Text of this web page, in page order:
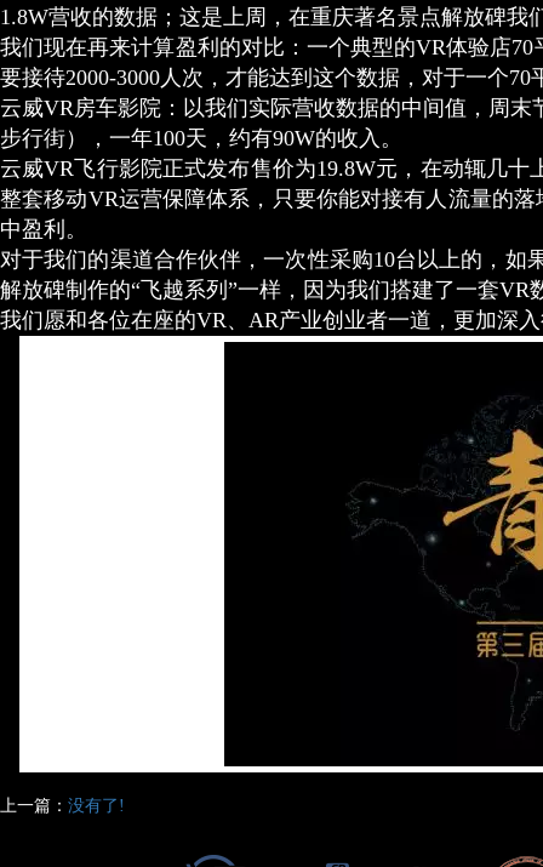
1.8W营收的数据；这是上周，在重庆著名景点解放碑我
我们现在再来计算盈利的对比：一个典型的VR体验店
要接待2000-3000人次，才能达到这个数据，对于一个
云威VR房车影院：以我们实际营收数据的中间值，周
步行街），一年100天，约有90W的收入。
云威VR飞行影院正式发布售价为19.8W元，在动辄几
整套移动VR运营保障体系，只要你能对接有人流量的
中盈利。
对于我们的渠道合作伙伴，一次性采购10台以上的，
解放碑制作的“飞越系列”一样，因为我们搭建了一套
我们愿和各位在座的VR、AR产业创业者一道，更加深
上一篇： 没有了!